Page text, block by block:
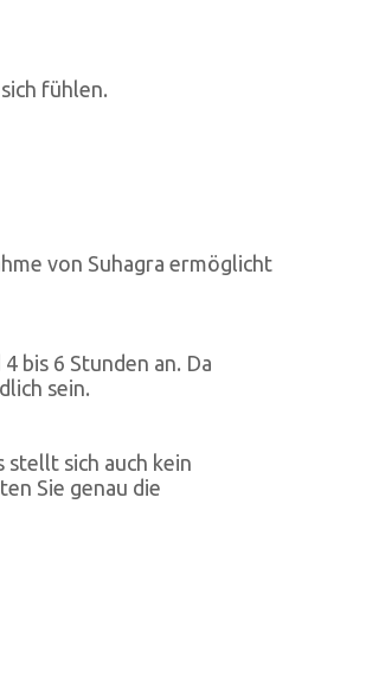
fühlen.
von Suhagra ermöglicht
bis 6 Stunden an. Da
sein.
stellt sich auch kein
Sie genau die